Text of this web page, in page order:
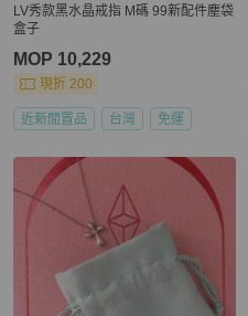
LV秀款黑水晶戒指 M碼 99新配件塵袋
盒子
MOP 10,229
現折 200
近新閒置品 台灣 免運